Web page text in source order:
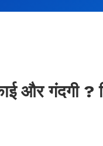
और गंदगी ?